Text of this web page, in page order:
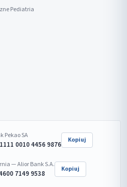
Pediatria
Pekao SA
0010 4456 9876 Kopiuj
— Alior Bank S.A.
7149 9538 Kopiuj